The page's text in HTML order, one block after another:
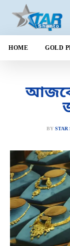
HOME GOLD
BY STAR